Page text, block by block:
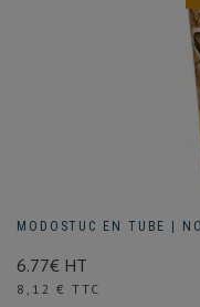
MODOSTUC EN TUBE |
6.77€ HT
Prix
8,12 € TTC